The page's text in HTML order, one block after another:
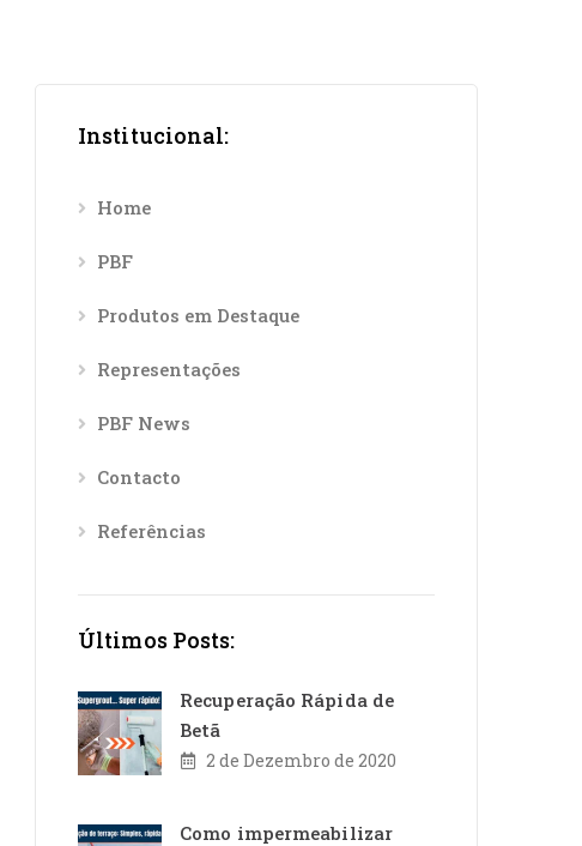
Institucional:
Home
PBF
Produtos em Destaque
Representações
PBF News
Contacto
Referências
Últimos Posts:
Recuperação Rápida de
Betã
2 de Dezembro de 2020
Como impermeabilizar